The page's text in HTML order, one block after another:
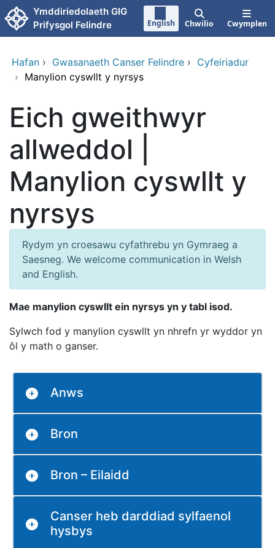
Neidio i'r prif gynnwy
Ymddiriedolaeth GIG
Prifysgol Felindre
English Chwilio Cwymplen
Hafan › Gwasanaeth Canser Felindre › Cyfeiriadur
› Manylion cyswllt y nyrsys
Eich gweithwyr
allweddol |
Manylion cyswllt y
nyrsys
Rydym yn croesawu cyfathrebu yn Gymraeg a
Saesneg. We welcome communication in Welsh
and English.
Mae manylion cyswllt ein nyrsys yn y tabl isod.
Sylwch fod y manylion cyswllt yn nhrefn yr wyddor yn
ôl y math o ganser.
Anws
Bron
Bron – Eilaidd
Canser heb darddiad sylfaenol
hysbys